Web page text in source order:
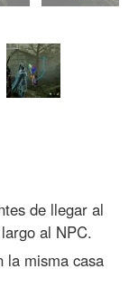
de llegar al
al NPC.
la misma casa